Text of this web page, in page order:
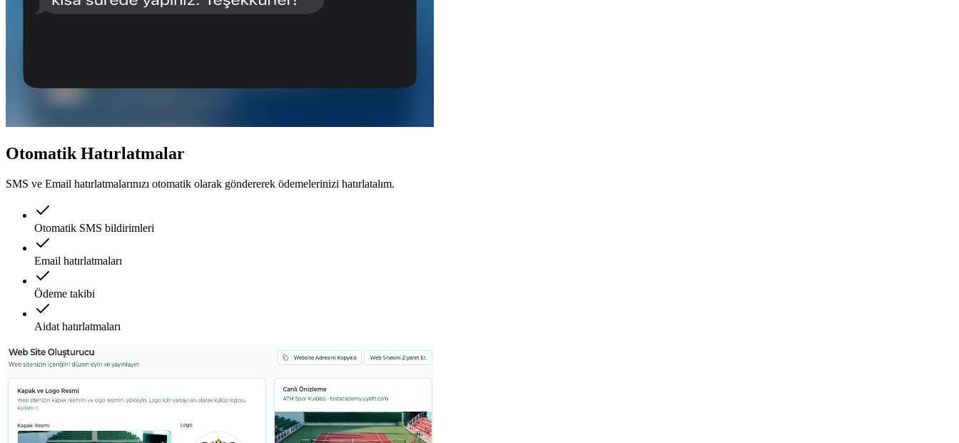
Otomatik Hatırlatmalar
SMS ve Email hatırlatmalarınızı otomatik olarak göndererek ödemelerinizi hatırlatalım.
Otomatik SMS bildirimleri
Email hatırlatmaları
Ödeme takibi
Aidat hatırlatmaları